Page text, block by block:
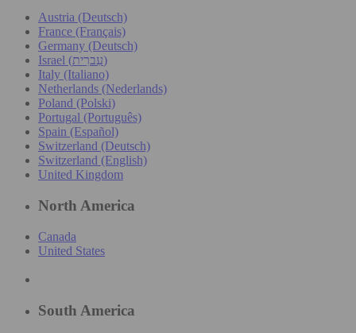
Austria (Deutsch)
France (Français)
Germany (Deutsch)
Israel (עִברִית)
Italy (Italiano)
Netherlands (Nederlands)
Poland (Polski)
Portugal (Português)
Spain (Español)
Switzerland (Deutsch)
Switzerland (English)
United Kingdom
North America
Canada
United States
South America